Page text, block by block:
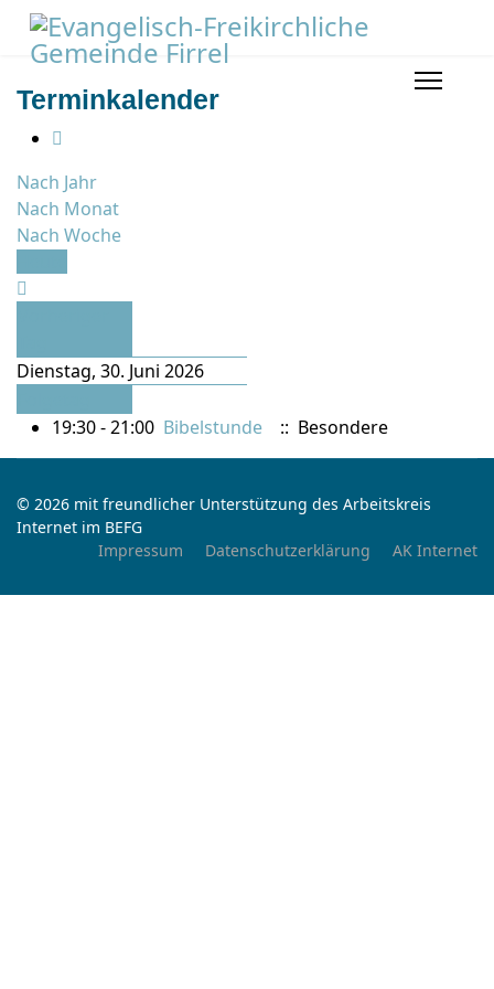
Terminkalender
Nach Jahr
Nach Monat
Nach Woche
Dienstag, 30. Juni 2026
19:30 - 21:00 Bibelstunde :: Besondere
© 2026 mit freundlicher Unterstützung des Arbeitskreis
Internet im BEFG
Impressum
Datenschutzerklärung AK Internet